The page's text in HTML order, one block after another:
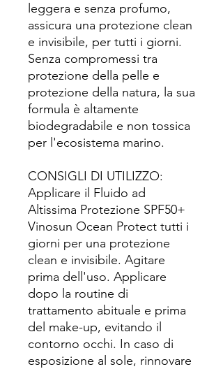
leggera e senza profumo,
assicura una protezione clean
e invisibile, per tutti i giorni.
Senza compromessi tra
protezione della pelle e
protezione della natura, la sua
formula è altamente
biodegradabile e non tossica
per l'ecosistema marino.
CONSIGLI DI UTILIZZO:
Applicare il Fluido ad
Altissima Protezione SPF50+
Vinosun Ocean Protect tutti i
giorni per una protezione
clean e invisibile. Agitare
prima dell'uso. Applicare
dopo la routine di
trattamento abituale e prima
del make-up, evitando il
contorno occhi. In caso di
esposizione al sole, rinnovare